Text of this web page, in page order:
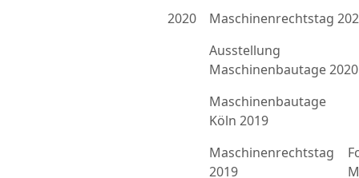
2020
Maschinenrechtstag
Ausstellung
Maschinenbautage 2020
Maschinenbautage
Köln 2019
Maschinenrechtstag
2019